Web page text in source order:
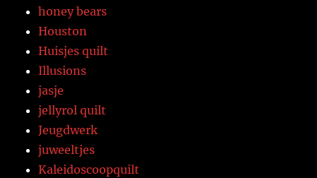
honey bears
Houston
Huisjes quilt
Illusions
jasje
jellyrol quilt
Jeugdwerk
juweeltjes
Kaleidoscoopquilt